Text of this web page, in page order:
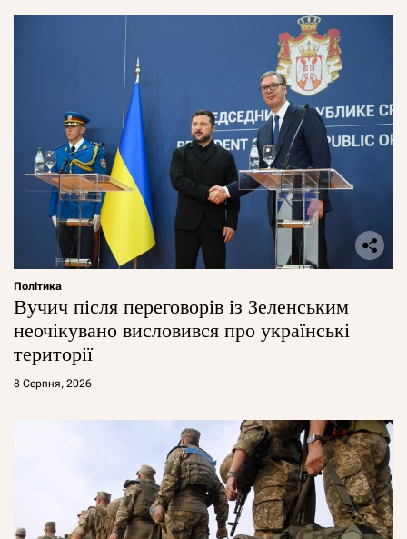
Політика
Вучич після переговорів із Зеленським
неочікувано висловився про українські
території
8 Серпня, 2026